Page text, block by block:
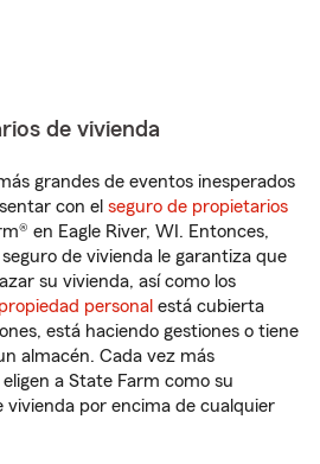
de vivienda
grandes de eventos inesperados
con el seguro de propietarios
en Eagle River, WI. Entonces,
de vivienda le garantiza que
su vivienda, así como los
personal está cubierta
está haciendo gestiones o tiene
almacén. Cada vez más
a State Farm como su
vivienda por encima de cualquier